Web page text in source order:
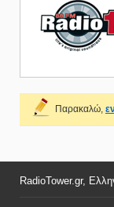
Παρακαλώ,
RadioTower.gr,